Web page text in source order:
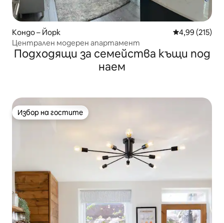
Кондо – Йорк Средна
4,99 (215)
Централен модерен апартамент
Подходящи за семейства къщи под
наем
Избор на гостите
Избор на гостите